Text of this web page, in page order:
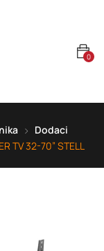
0
Dodaci
TV 32-70” STELL